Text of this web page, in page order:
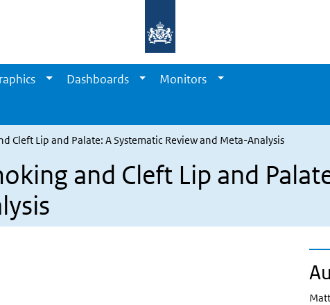
Dashboards
Monitors
Cleft Lip and Palate: A Systematic Review and Meta-Analysis
and Cleft Lip and